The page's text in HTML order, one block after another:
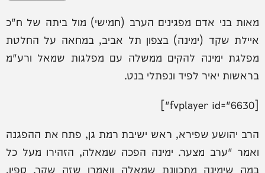
מאות בני אדם מפגינים הערב (חמישי) מול ביתה של ח"כ
איילת שקד (ימינה) בצפון תל אביב, במחאה על החלטת
מפלגת ימינה להקים ממשלה עם מפלגות שמאל ורע"מ
בראשות יאיר לפיד ונפתלי בנט.
[fvplayer id="6630"]
הרב יהושע שפירא, ראש ישיבת רמת גן, פתח את ההפגנה
ואמר "ערב מצער. ימינה הפכה שמאלה, הזהירו מעל כל
במה שימינה מתכוונת שמאלה וואמרו שזה שקר, ספין,